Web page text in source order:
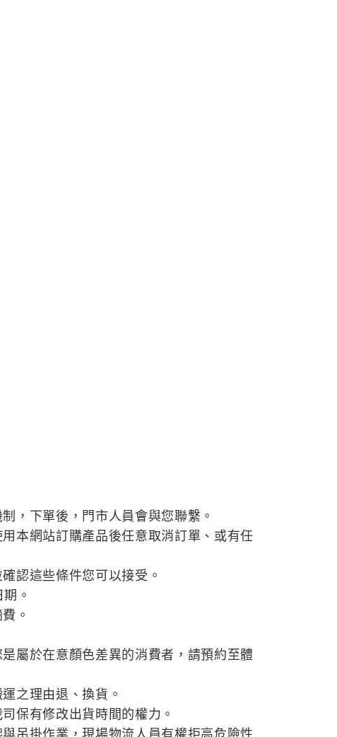
，下單後，門市人員會與您聯繫。
本網站訂購產品後任意取消訂單、或有任
認這些條件您可以接受。
。
。
屬於在意顏色差異的消費者，請預約至體
之理由退、換貨。
保有修改出貨時間的權力。
吊掛作業，現場物流人員有權拒高危險性